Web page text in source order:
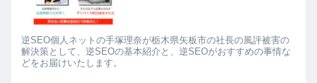
逆SEO個人ネットの手塚理奈が栃木県矢板市の社長の風評被害の
解決策として、逆SEOの基本紹介と、逆SEOがおすすめの事情な
どをお届けいたします。